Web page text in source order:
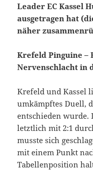
Leader EC Kassel
ausgetragen hat
näher
Krefeld Pinguine –
Nervenschlacht in
Krefeld und Kassel
umkämpftes Duell,
entschieden wurde.
letztlich mit 2:1
musste sich
mit einem Punkt
Tabellenposition